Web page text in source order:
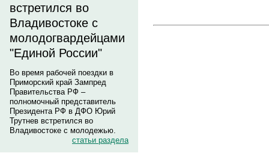
встретился во
Владивостоке с
молодогвардейцами
"Единой России"
Во время рабочей поездки в
Приморский край Зампред
Правительства РФ –
полномочный представитель
Президента РФ в ДФО Юрий
Трутнев встретился во
Владивостоке с молодежью.
статьи раздела